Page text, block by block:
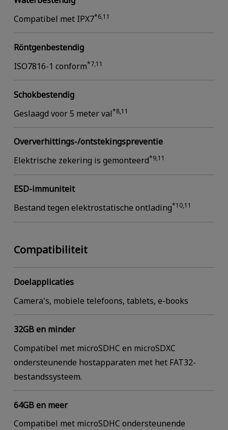
Compatibel met IPX7*6,11
Röntgenbestendig
ISO7816-1 conform*7,11
Schokbestendig
Geslaagd voor 5 meter val*8,11
Oververhittings-/ontstekingspreventie
Elektrische zekering is gemonteerd*9,11
ESD-immuniteit
Bestand tegen elektrostatische ontlading*10,11
Compatibiliteit
Doelapplicaties
Camera's, mobiele telefoons, tablets, e-books
32GB en minder
Compatibel met microSDHC en microSDXC
ondersteunende hostapparaten met het FAT32-
bestandssysteem.
64GB en meer
Compatibel met microSDHC ondersteunende